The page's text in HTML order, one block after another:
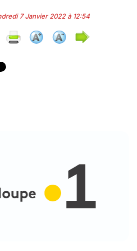
7 Janvier 2022 à 12:54